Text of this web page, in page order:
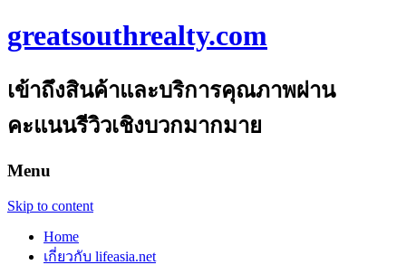
greatsouthrealty.com
เข้าถึงสินค้าและบริการคุณภาพผ่าน
คะแนนรีวิวเชิงบวกมากมาย
Menu
Skip to content
Home
เกี่ยวกับ lifeasia.net